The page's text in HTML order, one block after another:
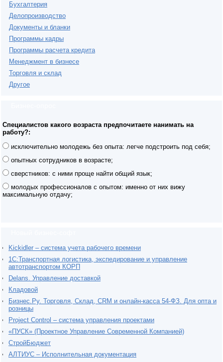
Бухгалтерия
Делопроизводство
Документы и бланки
Программы кадры
Программы расчета кредита
Менеджмент в бизнесе
Торговля и склад
Другое
Специалистов какого возраста предпочитаете нанимать на
работу?:
исключительно молодежь без опыта: легче подстроить под себя;
опытных сотрудников в возрасте;
сверстников: с ними проще найти общий язык;
молодых профессионалов с опытом: именно от них вижу
максимальную отдачу;
Kickidler – система учета рабочего времени
1С:Транспортная логистика, экспедирование и управление
автотранспортом КОРП
Delans. Управление доставкой
Кладовой
Бизнес.Ру. Торговля, Склад, CRM и онлайн-касса 54-ФЗ. Для опта и
розницы
Project Сontrol – система управления проектами
«ПУСК» (Проектное Управление Современной Компанией)
СтройБюджет
АЛТИУС – Исполнительная документация